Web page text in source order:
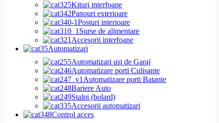
Kituri interfoane
Panouri exterioare
Posturi interioare
Surse de alimentare
Accesorii interfoane
Automatizari
Automatizari usi de Garaj
Automatizare porti Culisante
Automatizare porti Batante
Bariere Auto
Stalpi (bolard)
Accesorii automatizari
Control acces